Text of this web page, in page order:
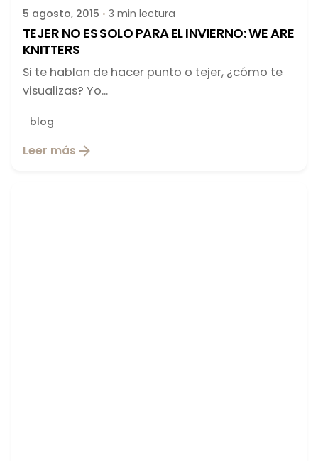
5 agosto, 2015 3 min lectura
TEJER NO ES SOLO PARA EL INVIERNO: WE ARE
KNITTERS
Si te hablan de hacer punto o tejer, ¿cómo te
visualizas? Yo...
blog
Leer más